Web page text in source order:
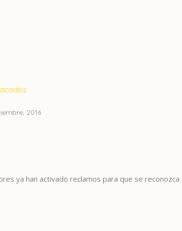
2016
ya han activado reclamos para que se